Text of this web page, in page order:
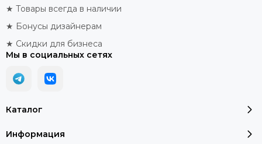
Каталог
Информация
★ Товары всегда в наличии
★ Бонусы дизайнерам
★ Скидки для бизнеса
Мы в социальных сетях